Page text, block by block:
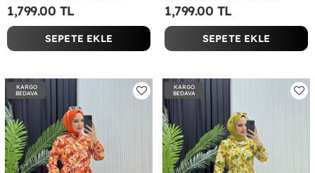
1,799.00 TL
SEPETE EKLE
1,799.00 TL
SEPETE EKLE
KARGO
BEDAVA
KARGO
BEDAVA